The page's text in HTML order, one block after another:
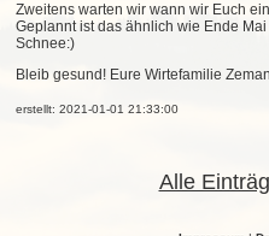
Zweitens warten wir wann wir Euch
Geplannt ist das ähnlich wie Ende
Schnee:)
Bleib gesund! Eure Wirtefamilie Zeman
erstellt: 2021-01-01 21:33:00
Alle